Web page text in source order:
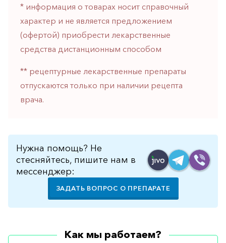
Ухо-
горло-
нос
Хирургия
Щитовидная
* информация о товарах носит справочный
характер и не является предложением
(офертой) приобрести лекарственные
средства дистанционным способом
** рецептурные лекарственные препараты
отпускаются только при наличии рецепта
врача.
Нужна помощь? Не
стесняйтесь, пишите нам в
мессенджер:
ЗАДАТЬ ВОПРОС О ПРЕПАРАТЕ
Как мы работаем?